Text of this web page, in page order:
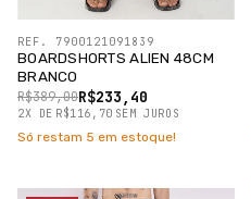
BOARDSHORTS ALIEN 48CM
BRANCO
R$233,40
R$389,00
2X DE R$116,70 SEM JUROS
REF. 7900121091839
Só restam 5 em estoque!